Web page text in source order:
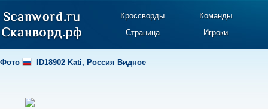
Кроссворды
Команды
Страница
Игроки
Фото ID18902 Kati, Россия Видное